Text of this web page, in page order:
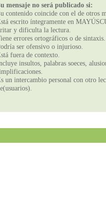
mensaje no será publicado si:
contenido coincide con el de otros
escrito íntegramente en
y dificulta la lectura.
errores ortográficos o de sintaxis.
ser ofensivo o injurioso.
fuera de contexto.
insultos, palabras soeces,
un intercambio personal con otro